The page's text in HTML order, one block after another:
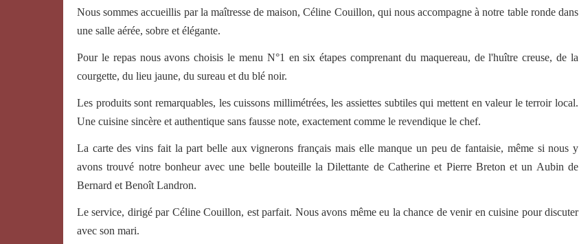
Nous sommes accueillis par la maîtresse de maison, Céline Couillon, qui nous accompagne à notre table ronde dans
une salle aérée, sobre et élégante.
Pour le repas nous avons choisis le menu N°1 en six étapes comprenant du maquereau, de l'huître creuse, de la
courgette, du lieu jaune, du sureau et du blé noir.
Les produits sont remarquables, les cuissons millimétrées, les assiettes subtiles qui mettent en valeur le terroir local.
Une cuisine sincère et authentique sans fausse note, exactement comme le revendique le chef.
La carte des vins fait la part belle aux vignerons français mais elle manque un peu de fantaisie, même si nous y
avons trouvé notre bonheur avec une belle bouteille la Dilettante de Catherine et Pierre Breton et un Aubin de
Bernard et Benoît Landron.
Le service, dirigé par Céline Couillon, est parfait. Nous avons même eu la chance de venir en cuisine pour discuter
avec son mari.